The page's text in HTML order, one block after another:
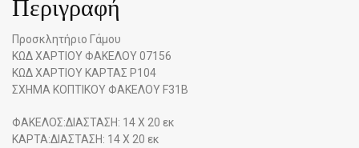
Περιγραφή
Προσκλητήριο Γάμου
ΚΩΔ ΧΑΡΤΙΟΥ ΦΑΚΕΛΟΥ 07156
ΚΩΔ ΧΑΡΤΙΟΥ ΚΑΡΤΑΣ P104
ΣΧΗΜΑ ΚΟΠΤΙΚΟΥ ΦΑΚΕΛΟΥ F31B
ΦΑΚΕΛΟΣ:ΔΙΑΣΤΑΣΗ: 14 Χ 20 εκ
ΚΑΡΤΑ:ΔΙΑΣΤΑΣΗ: 14 Χ 20 εκ